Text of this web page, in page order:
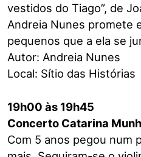
vestidos do Tiago”, de
Andreia Nunes promete
pequenos que a ela se
Autor: Andreia Nunes
Local: Sítio das Histórias
19h00 às 19h45
Concerto Catarina
Com 5 anos pegou num